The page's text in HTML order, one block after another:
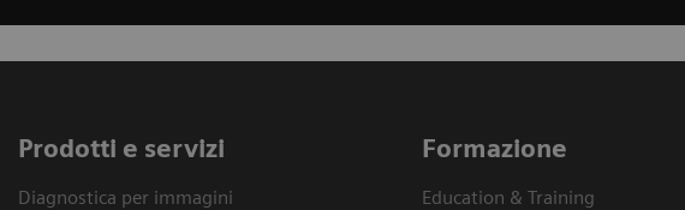
Prodotti e servizi
Diagnostica per immagini
Formazione
Education & Training